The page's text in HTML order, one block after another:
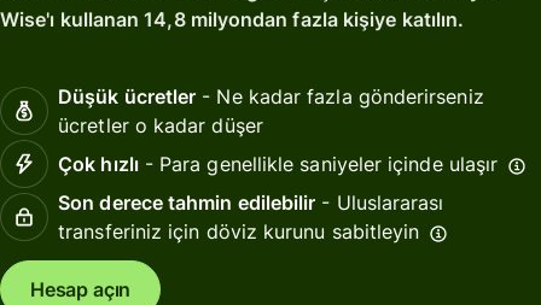
Wise'ı kullanan 14,8 milyondan fazla kişiye katılın.
Düşük ücretler - Ne kadar fazla gönderirseniz
ücretler o kadar düşer
Çok hızlı- Para genellikle saniyeler içinde ulaşır
Son derece tahmin edilebilir - Uluslararası
transferiniz için döviz kurunu sabitleyin
Hesap açın